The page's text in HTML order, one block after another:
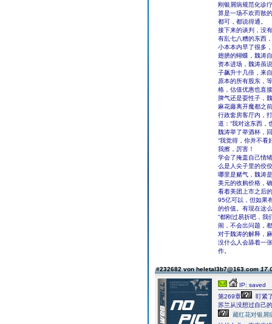
刚银屑病规范化诊
算是一场不欢而散
都可，都说得通。
接下来的谈判，没
有乱七八糟的东西
小本本内早了很多
翅膀的蝴蝶，魏涛
资本进场，魏涛虽
子飙升十几倍，来
原本的所有股东，
格，估值优惠也直
脾气还是耍性子，
麻花藤离开魔都之
行政套房客厅内，
道：“我对这东西，
魏涛举了举酒杯，
“我觉得，你并不看
我擦，厉害！
学会了掩盖自己情
么是人尖子里的佼
哪里是赌气，魏涛
美元的收购价格，
看着美团上市之后
95亿可以，但如果
的价值。有现在这
“都刚过易折吧，我
闹，不会出问题，
对于魏涛的解释，
没什么人会舔着一
作。
#232682 von heletal3b7@163.com
IP: saved
第269章
盯紧
苏兰从没想过自己
藏红花对银屑